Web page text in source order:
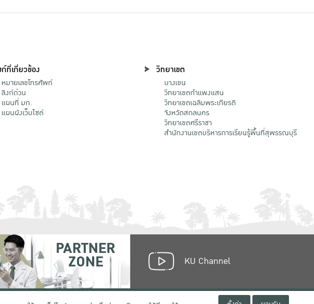
ที่เกี่ยวข้อง
หมายเลขโทรศัพท์
ลิงก์ด่วน
แผนที่ มก.
แผนผังเว็บไซต์
วิทยาเขต
บางเขน
วิทยาเขตกําแพงแสน
วิทยาเขตเฉลิมพระเกียรติ
จังหวัดสกลนคร
วิทยาเขตศรีราชา
สำนักงานเขตบริหารการเรียนรู้พื้นที่สุพรรณบุรี
PARTNER
ZONE KU Channel